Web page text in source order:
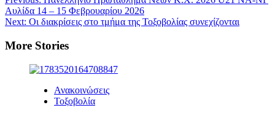
Αυλίδα 14 – 15 Φεβρουαρίου 2026
Next: Οι διακρίσεις στο τμήμα της Τοξοβολίας συνεχίζονται
More Stories
Ανακοινώσεις
Τοξοβολία